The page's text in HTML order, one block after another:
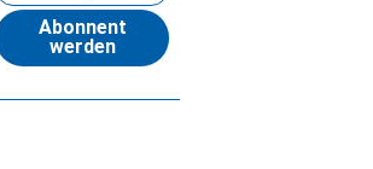
Abonnent
werden